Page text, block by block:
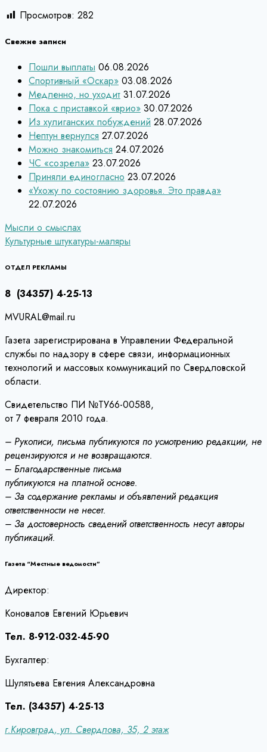
Просмотров: 282
Свежие записи
Пошли выплаты 06.08.2026
Спортивный «Оскар» 03.08.2026
Медленно, но уходит 31.07.2026
Пока с приставкой «врио» 30.07.2026
Из хулиганских побуждений 28.07.2026
Нептун вернулся 27.07.2026
Можно знакомиться 24.07.2026
ЧС «созрела» 23.07.2026
Приняли единогласно 23.07.2026
«Ухожу по состоянию здоровья. Это правда»
22.07.2026
Навигация
по
записям
Мысли о смыслах
Культурные штукатуры-маляры
ОТДЕЛ РЕКЛАМЫ
8 (34357) 4-25-13
MVURAL@mail.ru
Газета зарегистрирована в Управлении Федеральной
службы по надзору в сфере связи, информационных
технологий и массовых коммуникаций по Свердловской
области.
Свидетельство ПИ №ТУ66-00588,
от 7 февраля 2010 года.
– Рукописи, письма публикуются по усмотрению редакции, не
рецензируются и не возвращаются.
– Благодарственные письма
публикуются на платной основе.
– За содержание рекламы и объявлений редакция
ответственности не несет.
– За достоверность сведений ответственность несут авторы
публикаций.
Газета “Местные ведомости”
Директор:
Коновалов Евгений Юрьевич
Тел. 8-912-032-45-90
Бухгалтер:
Шулятьева Евгения Александровна
Тел. (34357) 4-25-13
г.Кировград, ул. Свердлова, 35, 2 этаж